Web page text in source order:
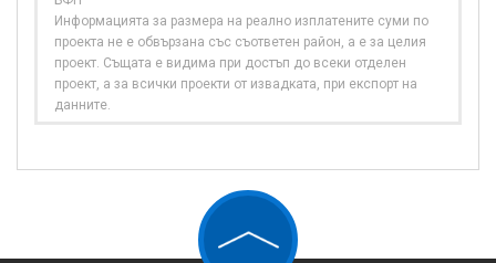
Информацията за размера на реално изплатените суми по
проекта не е обвързана със съответен район, а е за целия
проект. Същата е видима при достъп до всеки отделен
проект, а за всички проекти от извадката, при експорт на
данните.